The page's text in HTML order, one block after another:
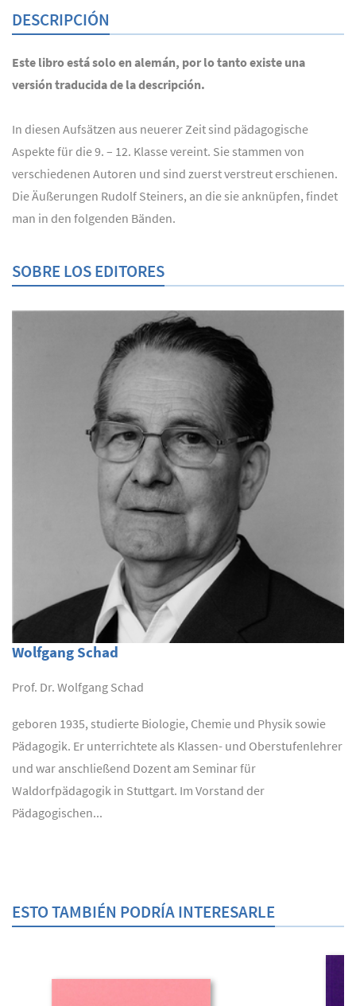
DESCRIPCIÓN
Este libro está solo en alemán, por lo tanto existe una
versión traducida de la descripción.
In diesen Aufsätzen aus neuerer Zeit sind pädagogische
Aspekte für die 9. – 12. Klasse vereint. Sie stammen von
verschiedenen Autoren und sind zuerst verstreut erschienen.
Die Äußerungen Rudolf Steiners, an die sie anknüpfen, findet
man in den folgenden Bänden.
SOBRE LOS EDITORES
Wolfgang Schad
Prof. Dr. Wolfgang Schad
geboren 1935, studierte Biologie, Chemie und Physik sowie
Pädagogik. Er unterrichtete als Klassen- und Oberstufenlehrer
und war anschließend Dozent am Seminar für
Waldorfpädagogik in Stuttgart. Im Vorstand der
Pädagogischen...
ESTO TAMBIÉN PODRÍA INTERESARLE